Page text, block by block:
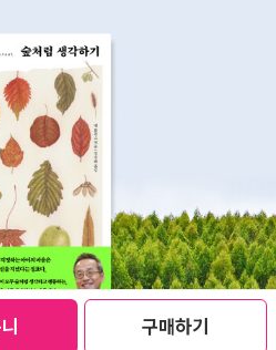
구매하기
한사람으로 나온단다. 그런 콜린스
딸들 중에 한 명과 결혼하겠다고 이
기를 하더구나. 콜린스가 와서 보니
혼하려고 했으나, 베넷부인이 이야기
서, 두 번째로 예쁜 엘리자베스에게
성격상 그 청혼을 받아주겠니. 당시
만 김칫국 먹는 것이 유행인가 보구
부인의여동생인 필립스 부인이란
로 이모의 아들인 데니와 데니의 군
와 위컴은 모두 장교였는데, 위컴은
이런 부탁을하시는 것부터 상식에 어
뒷받침할 만한 근거도 전혀 설득력
갈 거라고 생각하셨다면 저를 대단
영부인이 이 문제에관여할 권리는
싶습니다. 그러니 부디 더 이상 이 문
랍니다.